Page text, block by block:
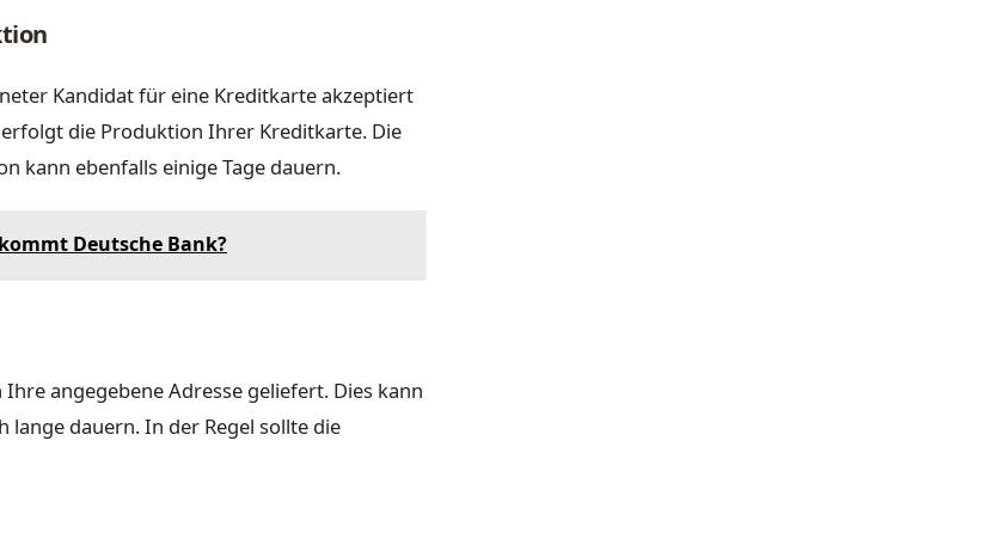
Kandidat für eine Kreditkarte akzeptiert
die Produktion Ihrer Kreditkarte. Die
kann ebenfalls einige Tage dauern.
Deutsche Bank?
angegebene Adresse geliefert. Dies kann
dauern. In der Regel sollte die